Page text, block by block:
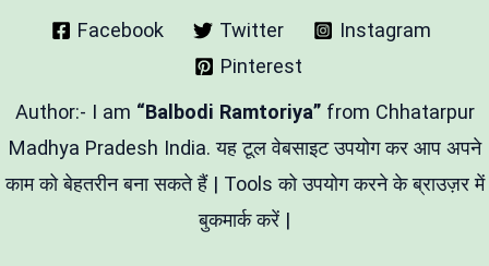
English)
–
Work
&
Funny
Facebook Twitter
Instagram
Pinterest
Author:- I am “Balbodi Ramtoriya” from Chhatarpur
Madhya Pradesh India. यह टूल वेबसाइट उपयोग कर आप अपने
काम को बेहतरीन बना सकते हैं | Tools को उपयोग करने के ब्राउज़र में
बुकमार्क करें |